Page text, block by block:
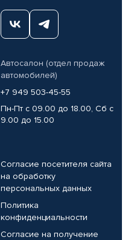
Автосалон (отдел продаж
автомобилей)
+7 949 503-45-55
Пн-Пт с 09.00 до 18.00, Сб с
9.00 до 15.00
Согласие посетителя сайта
на обработку
персональных данных
Политика
конфиденциальности
Согласие на получение